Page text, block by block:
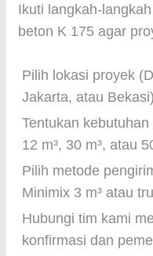
Ikuti langkah-
beton K 175 agar
Pilih lokasi proyek
Jakarta, atau
Tentukan
12 m³, 30 m³, atau
Pilih metode
Minimix 3 m³ atau
Hubungi tim kami
konfirmasi dan